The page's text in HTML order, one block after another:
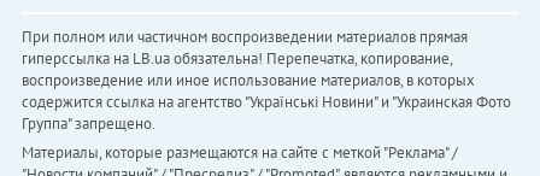
При полном или частичном воспроизведении материалов прямая
гиперссылка на LB.ua обязательна! Перепечатка, копирование,
воспроизведение или иное использование материалов, в которых
содержится ссылка на агентство "Українськi Новини" и "Украинская Фото
Группа" запрещено.
Материалы, которые размещаются на сайте с меткой "Реклама" /